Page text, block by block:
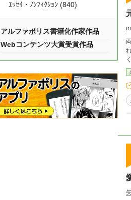
れ
ｴｯｾｲ・ﾉﾝﾌｨｸｼｮﾝ (840)
アルファポリス書籍化作家作品
Webコンテンツ大賞受賞作品